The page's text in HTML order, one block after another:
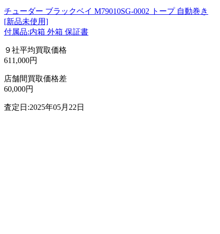
チューダー ブラックベイ M79010SG-0002 トープ 自動巻き
[新品未使用]
付属品:内箱 外箱 保証書
９社平均買取価格
611,000円
店舗間買取価格差
60,000円
査定日:2025年05月22日